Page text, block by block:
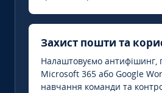
Захист пошти та
Налаштовуємо антифішинг,
Microsoft 365 або Google
навчання команди та